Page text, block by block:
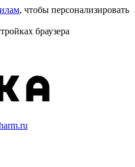
, чтобы персонализировать
браузера